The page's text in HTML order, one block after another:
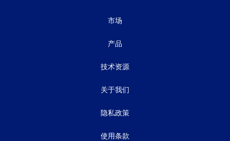
市场
产品
技术资源
关于我们
隐私政策
使用条款